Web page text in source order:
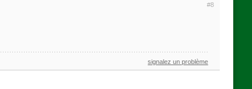
#8
signalez un problème